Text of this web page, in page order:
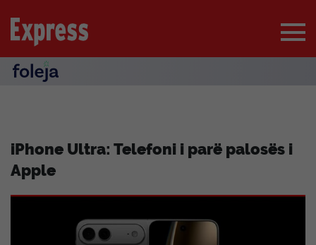
iPhone Ultra: Telefoni i parë palosës i
Apple